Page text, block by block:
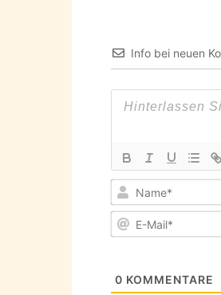
Info bei neuen
0 KOMMENTARE